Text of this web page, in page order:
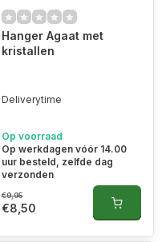
Hanger Agaat met
kristallen
Deliverytime
Op voorraad
Op werkdagen vóór 14.00
uur besteld, zelfde dag
verzonden
€9,95
€8,50